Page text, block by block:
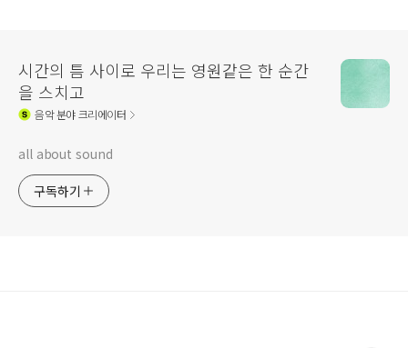
시간의 틈 사이로 우리는 영원같은 한 순간
을 스치고
음악분야 크리에이터
all about sound
구독하기